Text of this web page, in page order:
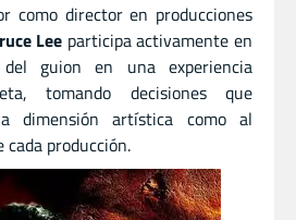
como director en producciones
Lee participa activamente en
guion en una experiencia
tomando decisiones que
dimensión artística como al
producción.